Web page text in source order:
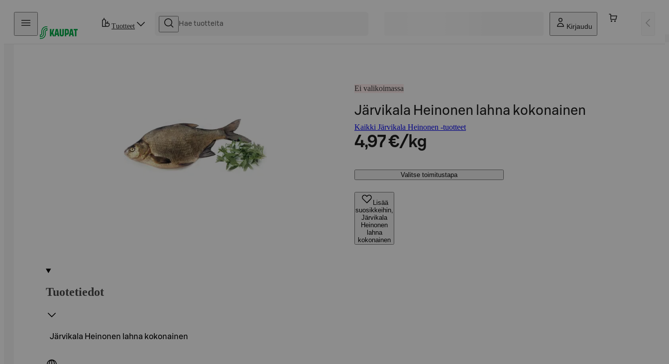
Hyppää sisältöön
Tuotteet Kirjaudu
Ei valikoimassa
Järvikala Heinonen lahna kokonainen
Kaikki Järvikala Heinonen -tuotteet
4,97 €/kg
Valitse toimitustapa
Lisää
suosikkeihin,
Järvikala
Heinonen
lahna
kokonainen
Tuotetiedot
Järvikala Heinonen lahna kokonainen